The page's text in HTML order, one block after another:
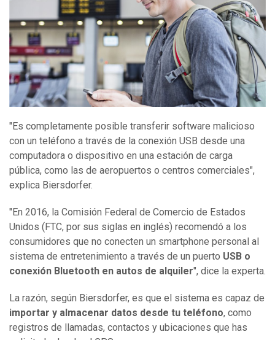
"Es completamente posible transferir software malicioso
con un teléfono a través de la conexión USB desde una
computadora o dispositivo en una estación de carga
pública, como las de aeropuertos o centros comerciales",
explica Biersdorfer.
"En 2016, la Comisión Federal de Comercio de Estados
Unidos (FTC, por sus siglas en inglés) recomendó a los
consumidores que no conecten un smartphone personal al
sistema de entretenimiento a través de un puerto USB o
conexión Bluetooth en autos de alquiler", dice la experta.
La razón, según Biersdorfer, es que el sistema es capaz de
importar y almacenar datos desde tu teléfono, como
registros de llamadas, contactos y ubicaciones que has